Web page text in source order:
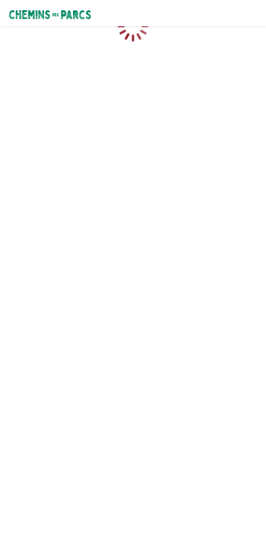
Chemins des Parcs
Chargement